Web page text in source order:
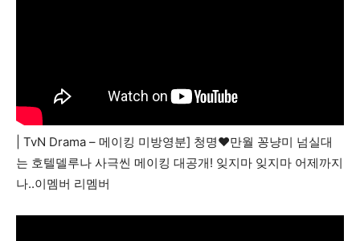
| TvN Drama – 메이킹 미방영분] 청명♥만월 꽁냥미 넘실대
는 호텔델루나 사극씬 메이킹 대공개! 잊지마 잊지마 어제까지
나..이멤버 리멤버